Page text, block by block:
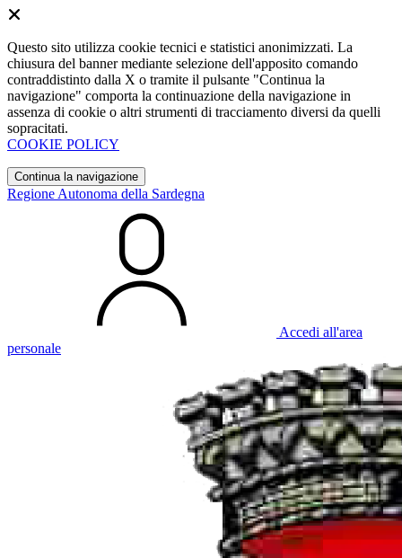
Questo sito utilizza cookie tecnici e statistici anonimizzati. La
chiusura del banner mediante selezione dell'apposito comando
contraddistinto dalla X o tramite il pulsante "Continua la
navigazione" comporta la continuazione della navigazione in
assenza di cookie o altri strumenti di tracciamento diversi da quelli
sopracitati.
COOKIE POLICY
Continua la navigazione
Regione Autonoma della Sardegna
Accedi all'area
personale